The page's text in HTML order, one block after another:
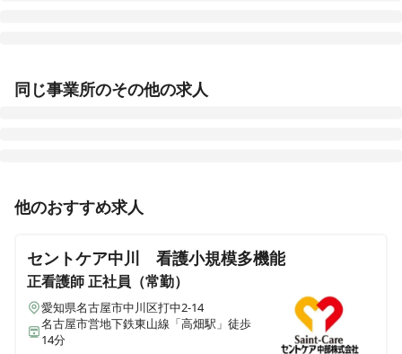
福岡県北九州市門司区大字畑1543番1号
さわやか横浜栄館
さわやか新居浜館デイサービスセンター
愛媛県新居浜市東田3丁目乙11-77
さわやか海響館
同じ事業所のその他の求人
准看護師 正社員（常勤）
【あま市 上萱津大門】介護付有料老人ホーム◎日勤＊確
他のおすすめ求人
セントケア中川 看護小規模多機能
正看護師正社員（常勤）
愛知県名古屋市中川区打中2-14
名古屋市営地下鉄東山線「高畑駅」徒歩
14分